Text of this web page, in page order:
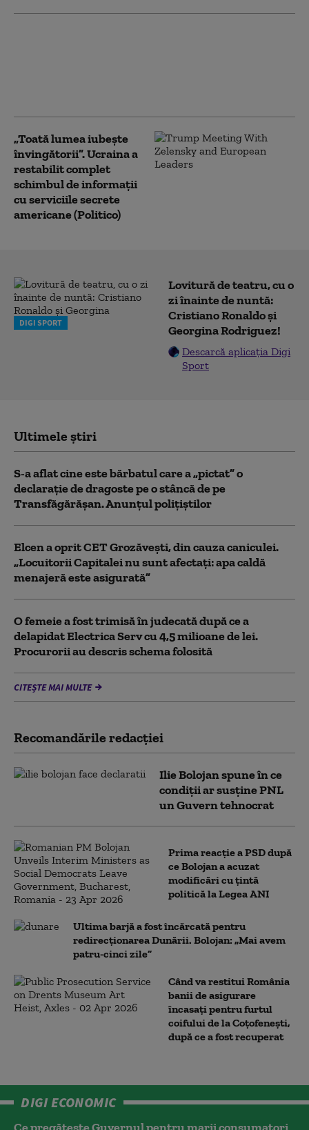
„Toată lumea iubește
învingătorii”. Ucraina a
restabilit complet
schimbul de informații
cu serviciile secrete
americane (Politico)
DIGI SPORT
Lovitură de teatru, cu o
zi înainte de nuntă:
Cristiano Ronaldo și
Georgina Rodriguez!
Descarcă aplicația Digi
Sport
Ultimele știri
S-a aflat cine este bărbatul care a „pictat” o
declarație de dragoste pe o stâncă de pe
Transfăgărășan. Anunțul polițiștilor
Elcen a oprit CET Grozăveşti, din cauza caniculei.
„Locuitorii Capitalei nu sunt afectați: apa caldă
menajeră este asigurată”
O femeie a fost trimisă în judecată după ce a
delapidat Electrica Serv cu 4,5 milioane de lei.
Procurorii au descris schema folosită
CITEȘTE MAI MULTE
Recomandările redacţiei
Ilie Bolojan spune în ce
condiții ar susține PNL
un Guvern tehnocrat
Prima reacție a PSD după
ce Bolojan a acuzat
modificări cu țintă
politică la Legea ANI
Ultima barjă a fost încărcată pentru
redirecționarea Dunării. Bolojan: „Mai avem
patru-cinci zile”
Când va restitui România
banii de asigurare
încasați pentru furtul
coifului de la Coțofenești,
după ce a fost recuperat
DIGI ECONOMIC